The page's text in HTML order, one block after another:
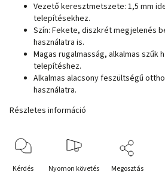
Vezető keresztmetszete: 1,5 mm
telepítésekhez.
Szín: Fekete, diszkrét megjelenés
használatra is.
Magas rugalmasság, alkalmas szűk
telepítéshez.
Alkalmas alacsony feszültségű
használatra.
Részletes információ
Kérdés Nyomon követés Megosztás